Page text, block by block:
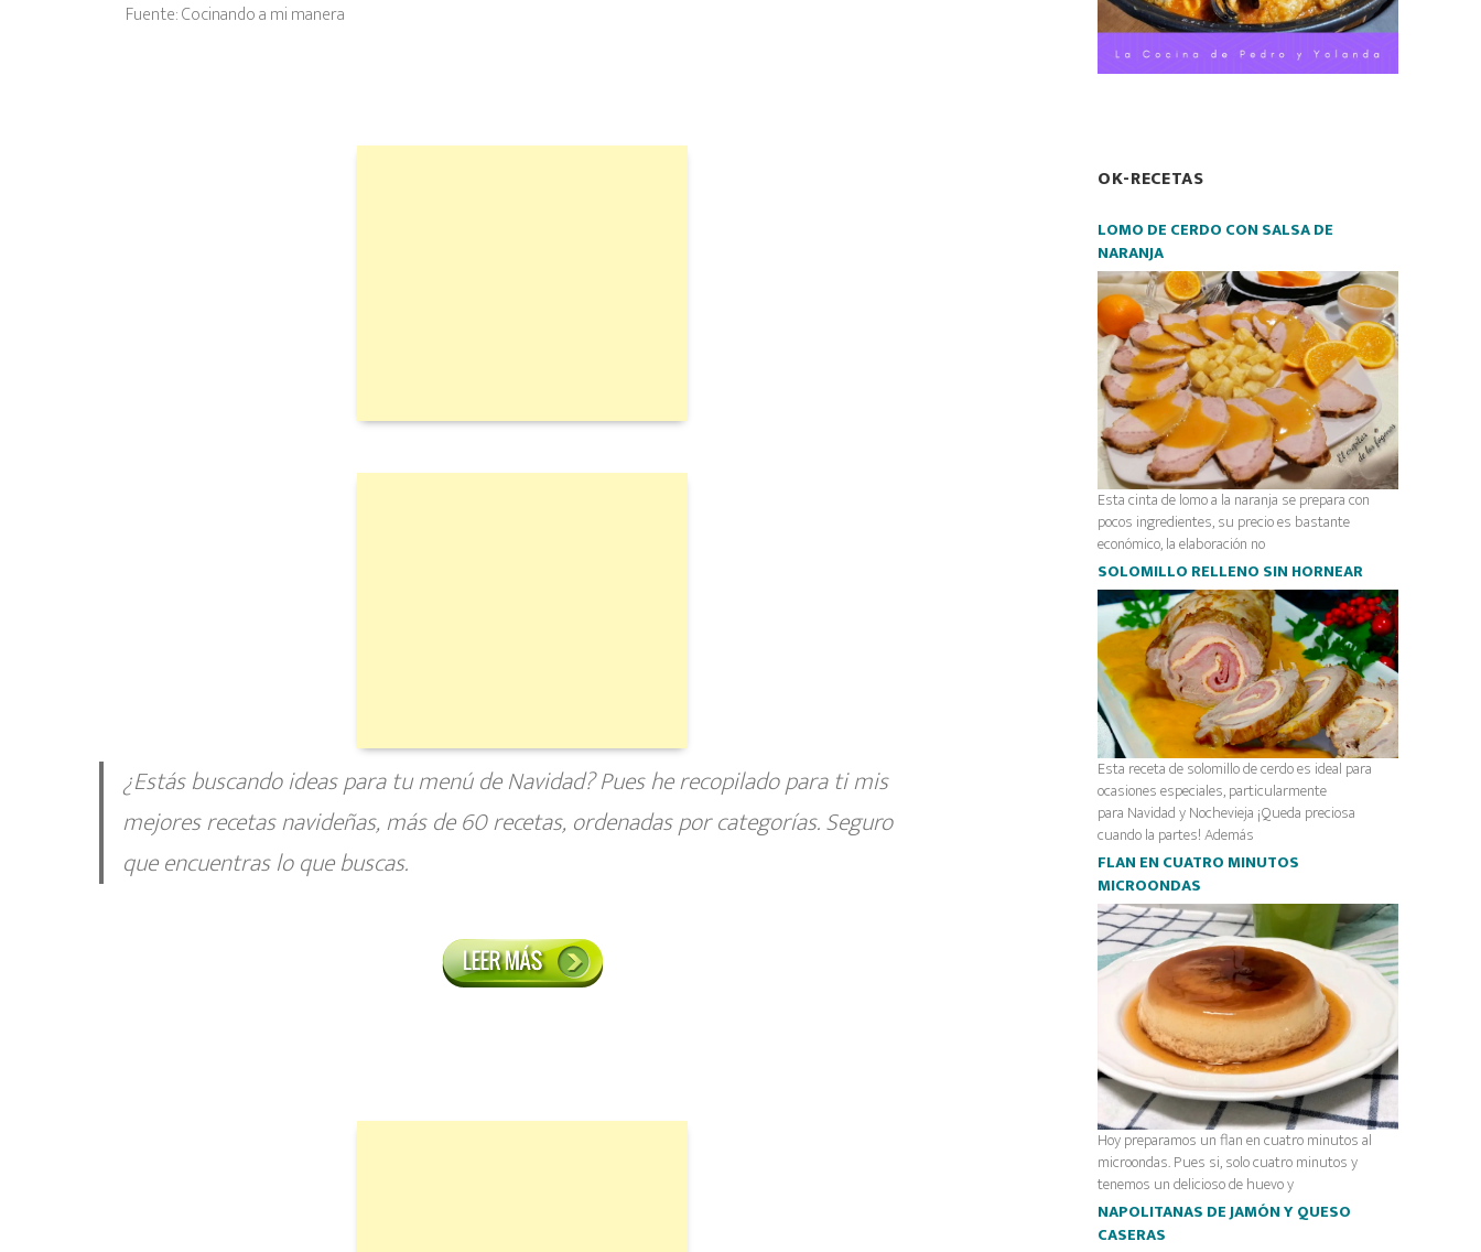
Fuente: Cocinando a mi manera
¿Estás buscando ideas para tu menú de Navidad? Pues he recopilado para ti mis
mejores recetas navideñas, más de 60 recetas, ordenadas por categorías. Seguro
que encuentras lo que buscas.
OK-RECETAS
LOMO DE CERDO CON SALSA DE
NARANJA
Esta cinta de lomo a la naranja se prepara con
pocos ingredientes, su precio es bastante
económico, la elaboración no
SOLOMILLO RELLENO SIN HORNEAR
Esta receta de solomillo de cerdo es ideal para
ocasiones especiales, particularmente
para Navidad y Nochevieja ¡Queda preciosa
cuando la partes! Además
FLAN EN CUATRO MINUTOS
MICROONDAS
Hoy preparamos un flan en cuatro minutos al
microondas. Pues si, solo cuatro minutos y
tenemos un delicioso de huevo y
NAPOLITANAS DE JAMÓN Y QUESO
CASERAS